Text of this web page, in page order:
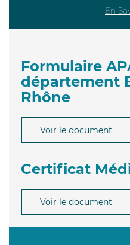
En
Formulaire
département
Rhône
Voir le document
Certificat
Voir le document